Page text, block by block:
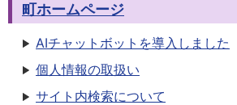
町ホームページ
AIチャットボットを導入しました
個人情報の取扱い
サイト内検索について